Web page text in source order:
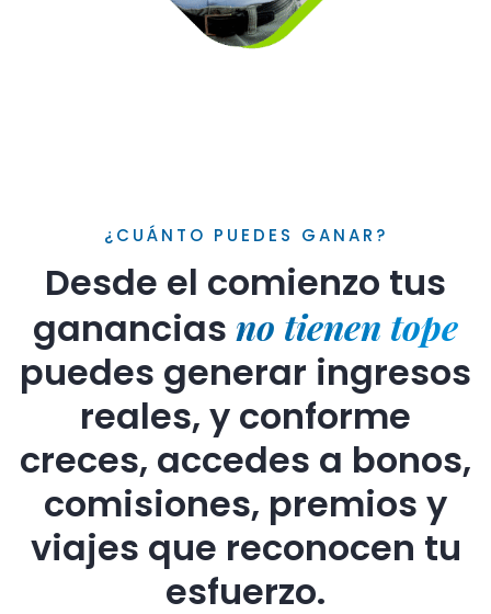
¿CUÁNTO PUEDES GANAR?
Desde el comienzo tus
ganancias no tienen tope
puedes generar ingresos
reales, y conforme
creces, accedes a bonos,
comisiones, premios y
viajes que reconocen tu
esfuerzo.